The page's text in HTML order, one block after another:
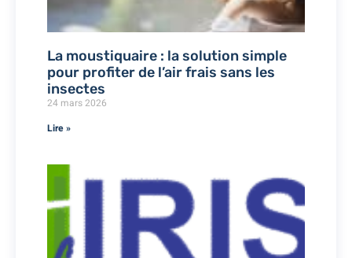
La moustiquaire : la solution simple
pour profiter de l’air frais sans les
insectes
24 mars 2026
Lire »